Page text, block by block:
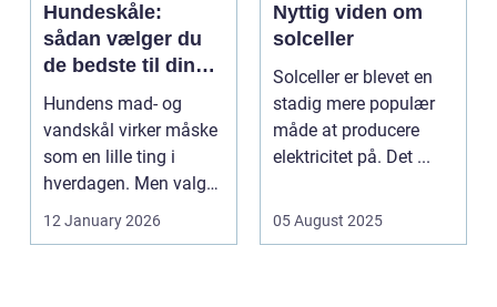
Hundeskåle:
sådan vælger du
de bedste til din
hund
Hundens mad- og
vandskål virker måske
som en lille ting i
hverdagen. Men valg
af sk&arin...
12 January 2026
Nyttig viden om
solceller
Solceller er blevet en
stadig mere populær
måde at producere
elektricitet på. Det ...
05 August 2025